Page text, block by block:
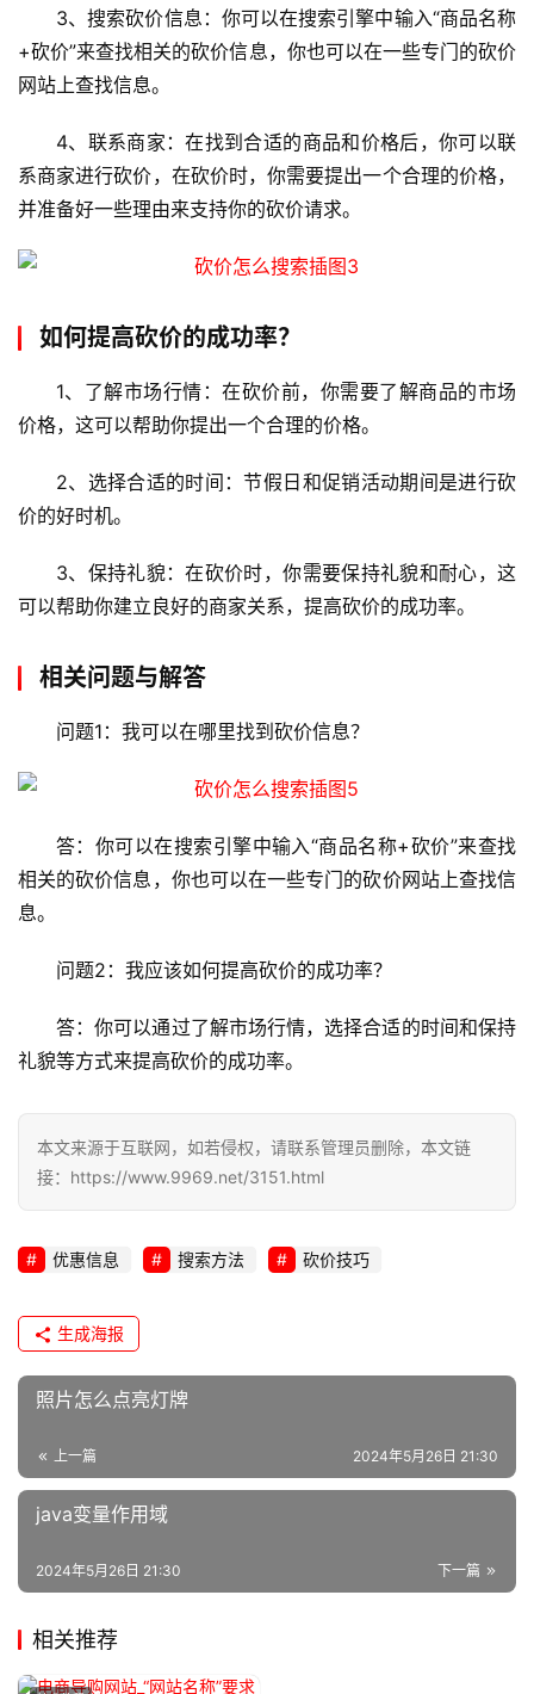
务
器
拟
主
机
教
C
服
网
运
网
络
l
运
3、搜索砍价信息：你可以在搜索引擎中输入“商品名称
+砍价”来查找相关的砍价信息，你也可以在一些专门的砍价
网站上查找信息。
4、联系商家：在找到合适的商品和价格后，你可以联
系商家进行砍价，在砍价时，你需要提出一个合理的价格，
并准备好一些理由来支持你的砍价请求。
如何提高砍价的成功率？
1、了解市场行情：在砍价前，你需要了解商品的市场
价格，这可以帮助你提出一个合理的价格。
2、选择合适的时间：节假日和促销活动期间是进行砍
价的好时机。
3、保持礼貌：在砍价时，你需要保持礼貌和耐心，这
可以帮助你建立良好的商家关系，提高砍价的成功率。
相关问题与解答
问题1：我可以在哪里找到砍价信息？
答：你可以在搜索引擎中输入“商品名称+砍价”来查找
相关的砍价信息，你也可以在一些专门的砍价网站上查找信
息。
问题2：我应该如何提高砍价的成功率？
答：你可以通过了解市场行情，选择合适的时间和保持
礼貌等方式来提高砍价的成功率。
本文来源于互联网，如若侵权，请联系管理员删除，本文链
接：https://www.9969.net/3151.html
优惠信息 搜索方法 砍价技巧
生成海报
照片怎么点亮灯牌
上一篇 2024年5月26日 21:30
java变量作用域
下一篇
2024年5月26日 21:30
相关推荐